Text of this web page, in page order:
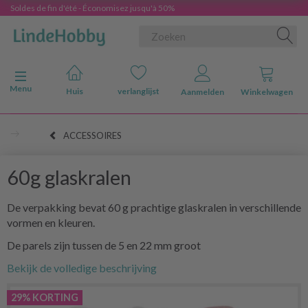
Soldes de fin d'été - Économisez jusqu'à 50%
Navigatie in-/uitschakelen
Menu
Huis verlanglijst Aanmelden Winkelwagen
ACCESSOIRES
60g glaskralen
De verpakking bevat 60 g prachtige glaskralen in verschillende
vormen en kleuren.
De parels zijn tussen de 5 en 22 mm groot
Bekijk de volledige beschrijving
29% KORTING